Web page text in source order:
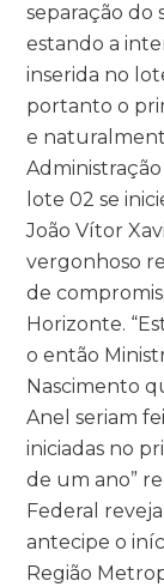
separação do
estando a
inserida no
portanto o
e
lote 02 se
João Vítor
vergonhoso
de
Horizonte.
o então
Nascimento
Anel seriam
iniciadas no
de um ano”
Federal
antecipe o
Região